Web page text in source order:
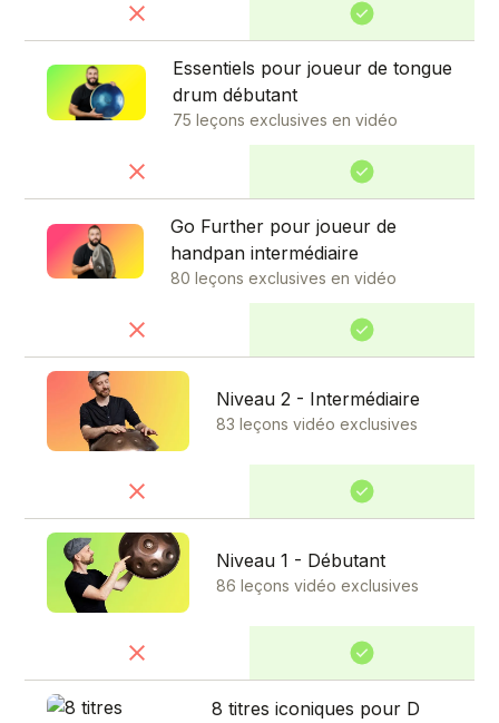
Essentiels pour joueur de tongue
drum débutant
75 leçons exclusives en vidéo
Go Further pour joueur de
handpan intermédiaire
80 leçons exclusives en vidéo
Niveau 2 - Intermédiaire
83 leçons vidéo exclusives
Niveau 1 - Débutant
86 leçons vidéo exclusives
8 titres iconiques pour D